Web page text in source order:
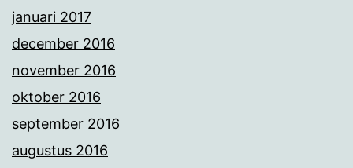
januari 2017
december 2016
november 2016
oktober 2016
september 2016
augustus 2016